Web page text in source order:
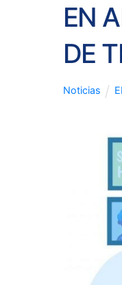
EN
DE
Noticias